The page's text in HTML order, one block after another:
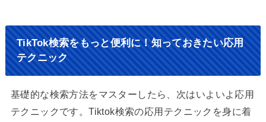
TikTok検索をもっと便利に！知っておきたい応用
テクニック
基礎的な検索方法をマスターしたら、次はいよいよ応用
テクニックです。Tiktok検索の応用テクニックを身に着